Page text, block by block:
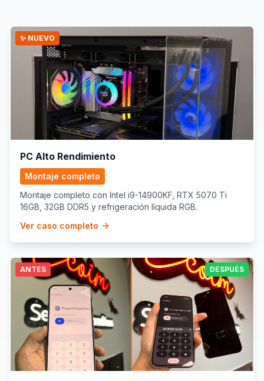
✨ NUEVO
PC Alto Rendimiento
Montaje completo
Montaje completo con Intel i9-14900KF, RTX 5070 Ti
16GB, 32GB DDR5 y refrigeración líquida RGB.
Ver caso completo
ANTES DESPUÉS